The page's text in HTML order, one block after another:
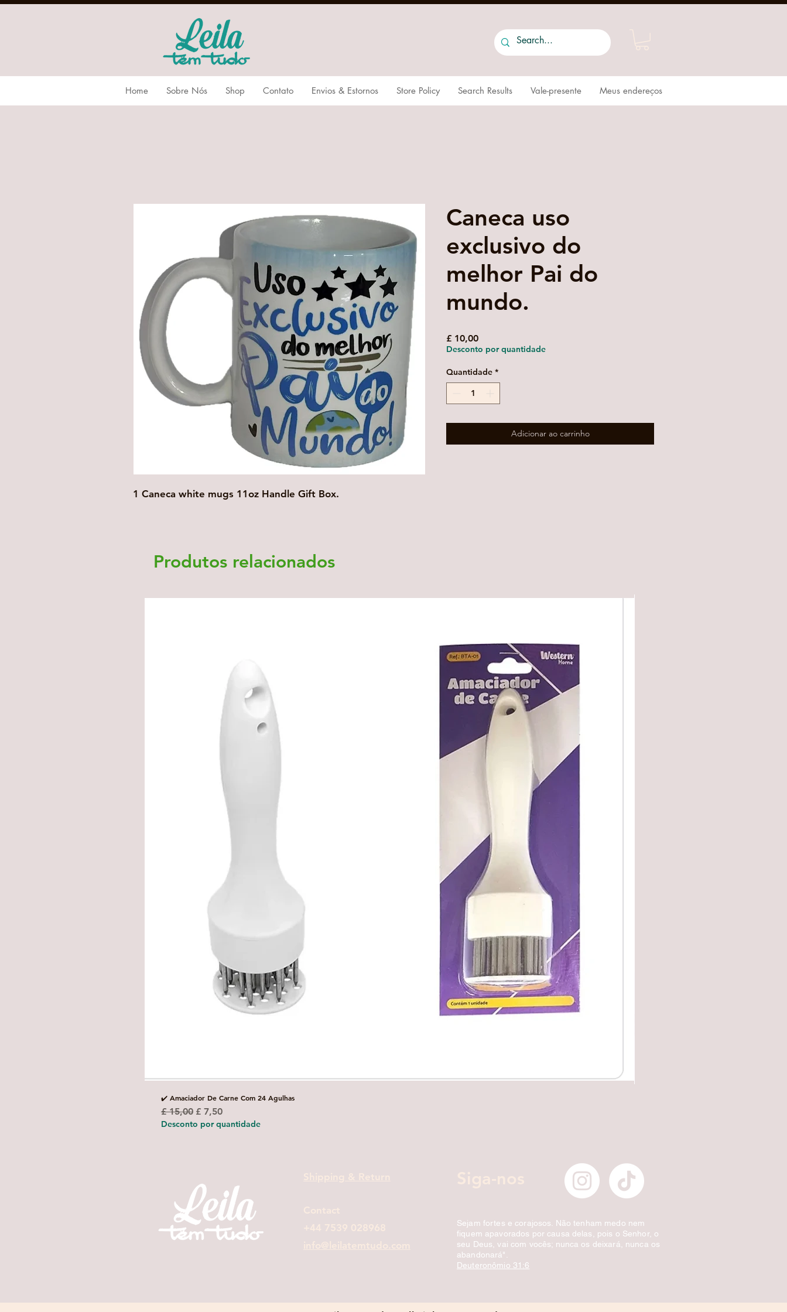
Home Sobre Nós Shop Contato Envios & Estornos Store Policy Search Results Vale-presente Meus endereços
1 Caneca white mugs 11oz Handle Gift Box.
Caneca uso
exclusivo do
melhor Pai do
mundo.
£ 10,00Preço
Desconto por quantidade
Quantidade *
Adicionar ao carrinho
Produtos relacionados
✔️ Amaciador De Carne Com 24 Agulhas
Preço normal
£ 15,00 Preço promocional
£ 7,50
Desconto por quantidade
Sejam fortes e corajosos. Não tenham medo nem
fiquem apavorados por causa delas, pois o Senhor, o
seu Deus, vai com vocês; nunca os deixará, nunca os
abandonará".
Deuteronômio 31:6